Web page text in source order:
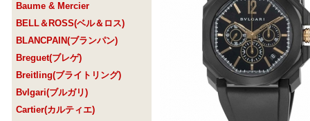
Baume & Mercier
BELL＆ROSS(ベル＆ロス)
BLANCPAIN(ブランパン)
Breguet(ブレゲ)
Breitling(ブライトリング)
Bvlgari(ブルガリ)
Cartier(カルティエ)